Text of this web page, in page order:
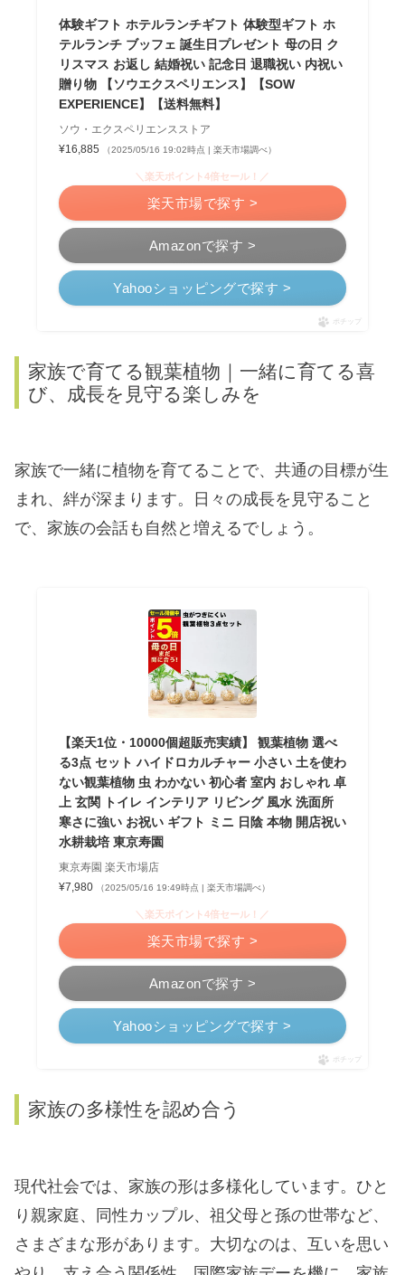
体験ギフト ホテルランチギフト 体験型ギフト ホ
テルランチ ブッフェ 誕生日プレゼント 母の日 ク
リスマス お返し 結婚祝い 記念日 退職祝い 内祝い
贈り物 【ソウエクスペリエンス】【SOW
EXPERIENCE】【送料無料】
ソウ・エクスペリエンスストア
¥16,885
（2025/05/16 19:02時点 | 楽天市場調べ）
Amazonで探す >
＼楽天ポイント4倍セール！／
楽天市場で探す >
Yahooショッピングで探す >
ポチップ
家族で育てる観葉植物｜一緒に育てる喜
び、成長を見守る楽しみを
家族で一緒に植物を育てることで、共通の目標が生
まれ、絆が深まります。日々の成長を見守ること
で、家族の会話も自然と増えるでしょう。
【楽天1位・10000個超販売実績】 観葉植物 選べ
る3点 セット ハイドロカルチャー 小さい 土を使わ
ない観葉植物 虫 わかない 初心者 室内 おしゃれ 卓
上 玄関 トイレ インテリア リビング 風水 洗面所
寒さに強い お祝い ギフト ミニ 日陰 本物 開店祝い
水耕栽培 東京寿園
東京寿園 楽天市場店
¥7,980
（2025/05/16 19:49時点 | 楽天市場調べ）
Amazonで探す >
＼楽天ポイント4倍セール！／
楽天市場で探す >
Yahooショッピングで探す >
ポチップ
家族の多様性を認め合う
現代社会では、家族の形は多様化しています。ひと
り親家庭、同性カップル、祖父母と孫の世帯など、
さまざまな形があります。大切なのは、互いを思い